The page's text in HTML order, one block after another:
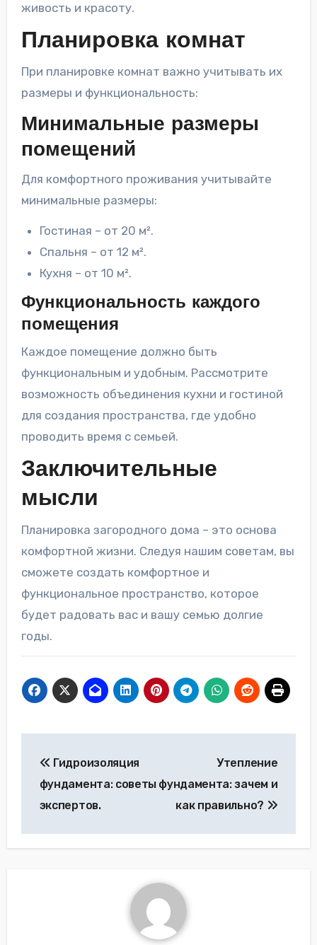
живость и красоту.
Планировка комнат
При планировке комнат важно учитывать их
размеры и функциональность:
Минимальные размеры
помещений
Для комфортного проживания учитывайте
минимальные размеры:
Гостиная – от 20 м².
Спальня – от 12 м².
Кухня – от 10 м².
Функциональность каждого
помещения
Каждое помещение должно быть
функциональным и удобным. Рассмотрите
возможность объединения кухни и гостиной
для создания пространства, где удобно
проводить время с семьей.
Заключительные
мысли
Планировка загородного дома – это основа
комфортной жизни. Следуя нашим советам, вы
сможете создать комфортное и
функциональное пространство, которое
будет радовать вас и вашу семью долгие
годы.
по
записям
Гидроизоляция
фундамента: советы
экспертов.
Утепление
фундамента: зачем и
как правильно?